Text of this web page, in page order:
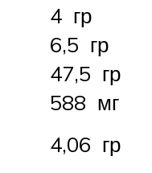
4 гр
6,5 гр
47,5 гр
588 мг
4,06 гр